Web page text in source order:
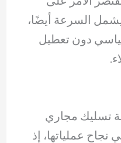
السرعة أيضًا،
دون تعطيل
تسليك مجاري
نجاح عملياتها، إذ